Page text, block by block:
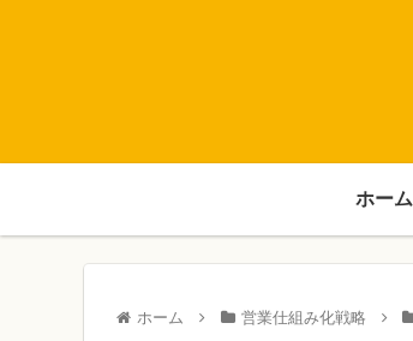
ホーム
ホーム 営業仕組み化戦略